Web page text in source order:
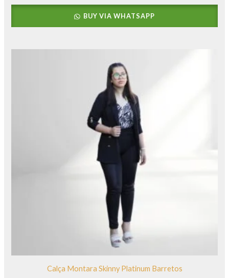
BUY VIA WHATSAPP
Calça Montara Skinny Platinum Barretos